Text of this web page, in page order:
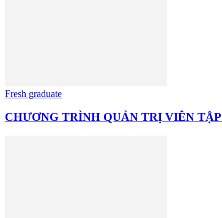
Fresh graduate
CHƯƠNG TRÌNH QUẢN TRỊ VIÊN